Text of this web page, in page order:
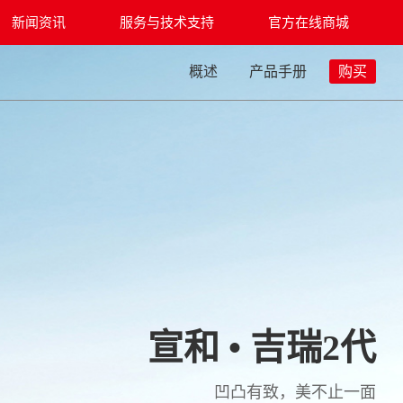
新闻资讯 服务与技术支持 官方在线商城
概述 产品手册 购买
宣和 • 吉瑞2代
凹凸有致，美不止一面